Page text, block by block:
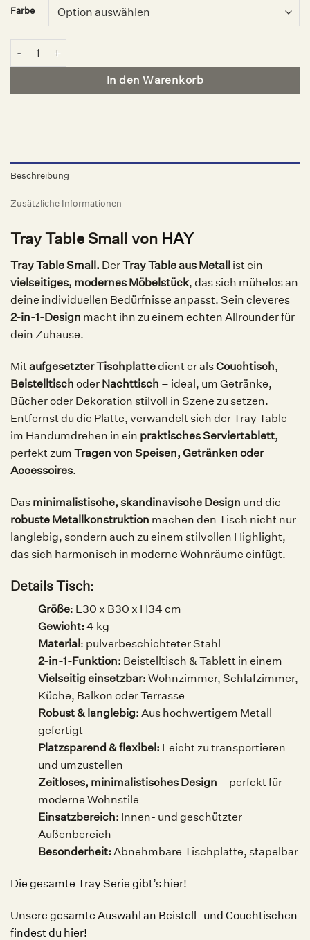
Farbe
In den Warenkorb
Beschreibung
Zusätzliche Informationen
Tray Table Small von HAY
Tray Table Small. DerTray Table aus Metall
ist ein
vielseitiges, modernes Möbelstück, das sich mühelos an
deine individuellen Bedürfnisse anpasst. Sein cleveres
2-in-1-Design macht ihn zu einem echten Allrounder für
dein Zuhause.
Mitaufgesetzter Tischplatte dient er alsCouchtisch,
Beistelltisch oder Nachttisch – ideal, um Getränke,
Bücher oder Dekoration stilvoll in Szene zu setzen.
Entfernst du die Platte, verwandelt sich der Tray Table
im Handumdrehen in ein praktisches Serviertablett,
perfekt zum Tragen von Speisen, Getränken oder
Accessoires.
Das minimalistische, skandinavische Design und die
robuste Metallkonstruktion machen den Tisch nicht nur
langlebig, sondern auch zu einem stilvollen Highlight,
das sich harmonisch in moderne Wohnräume einfügt.
Details Tisch:
Größe: L30 x B30 x H34 cm
Gewicht: 4 kg
Material : pulverbeschichteter Stahl
2-in-1-Funktion: Beistelltisch & Tablett in einem
Vielseitig einsetzbar: Wohnzimmer, Schlafzimmer,
Küche, Balkon oder Terrasse
Robust & langlebig: Aus hochwertigem Metall
gefertigt
Platzsparend & flexibel: Leicht zu transportieren
und umzustellen
Zeitloses, minimalistisches Design – perfekt für
moderne Wohnstile
Einsatzbereich: Innen- und geschützter
Außenbereich
Besonderheit: Abnehmbare Tischplatte, stapelbar
Die gesamte Tray Serie gibt’s hier!
Unsere gesamte Auswahl an Beistell- und Couchtischen
findest du hier!